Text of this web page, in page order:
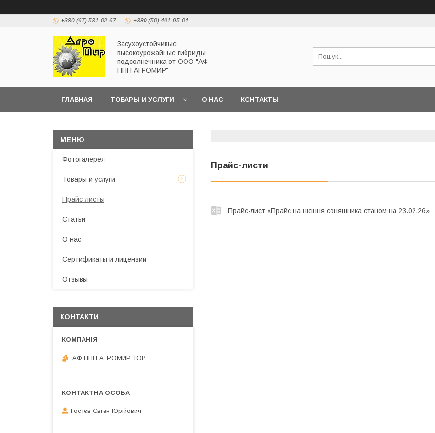
+380 (67) 531-02-67 +380 (50) 401-95-04
Засухоустойчивые
высокоурожайные гибриды
подсолнечника от ООО "АФ
НПП АГРОМИР"
ГЛАВНАЯ ТОВАРЫ И УСЛУГИ О НАС КОНТАКТЫ
Прайс-листи
Прайс-лист «Прайс на нісіння соняшника станом на 23.02.26»
Фотогалерея
Товары и услуги
Прайс-листы
Статьи
О нас
Сертификаты и лицензии
Отзывы
КОНТАКТИ
АФ НПП АГРОМИР ТОВ
Гостєв Євген Юрійович